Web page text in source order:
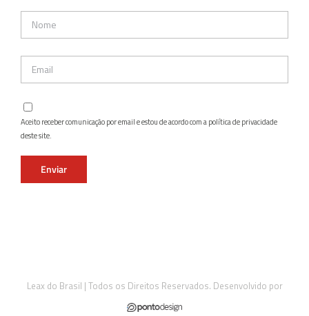
Aceito receber comunicação por email e estou de acordo com a política de privacidade
deste site.
Leax do Brasil | Todos os Direitos Reservados. Desenvolvido por